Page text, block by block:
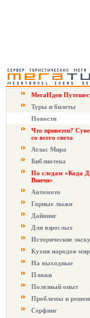
МегаИдеи
Туры и билеты
Новости
Что привезти?
со всего света
Атлас Мира
Библиотека
По следам «Кода
Винчи»
Автомото
Горные лыжи
Дайвинг
Для взрослых
Исторические
Кухня народов
На выходные
Пляжи
Полезный опыт
Проблемы и
Серфинг